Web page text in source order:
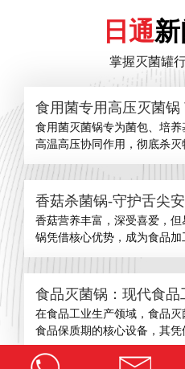
日通
掌握灭菌罐
食用菌专用高压灭菌
食用菌灭菌锅专为菌包、培
高温高压协同作用，彻底杀
香菇杀菌锅-守护舌尖
香菇营养丰富，深受喜爱，
锅凭借核心优势，成为食品加
食品灭菌锅：现代食
在食品工业生产领域，食品
食品保质期的核心设备，其